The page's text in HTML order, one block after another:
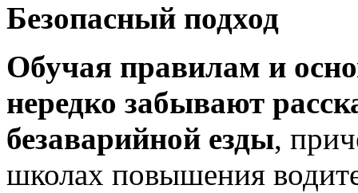
Безопасный подход
Обучая правилам и
нередко забывают
безаварийной езды,
школах повышения